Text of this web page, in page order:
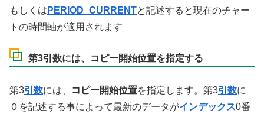
もしくは PERIOD_CURRENTと記述すると現在のチャー
トの時間軸が適用されます
第3引数には、コピー開始位置を指定する
第3引数には、 コピー開始位置を指定します。第3引数に
０を記述する事によって最新のデータがインデックス0番